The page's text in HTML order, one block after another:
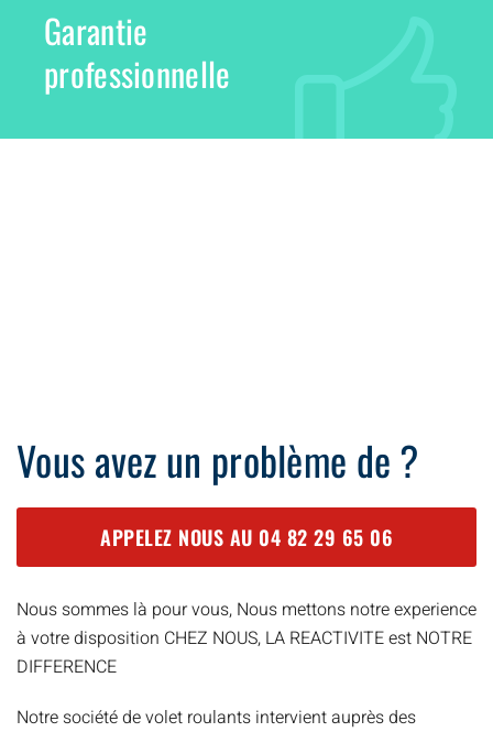
Garantie
professionnelle
Vous avez un problème de ?
APPELEZ NOUS AU 04 82 29 65 06
Nous sommes là pour vous, Nous mettons notre experience
à votre disposition CHEZ NOUS, LA REACTIVITE est NOTRE
DIFFERENCE
Notre société de volet roulants intervient auprès des